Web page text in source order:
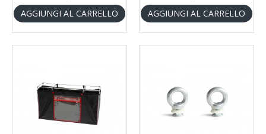
AGGIUNGI AL CARRELLO
AGGIUNGI AL CARRELLO